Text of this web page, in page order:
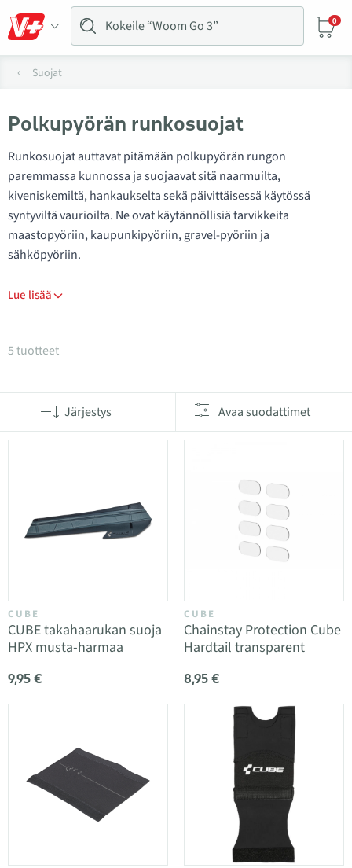
0
Suojat
Polkupyörän runkosuojat
Runkosuojat auttavat pitämään polkupyörän rungon
paremmassa kunnossa ja suojaavat sitä naarmuilta,
kiveniskemiltä, hankaukselta sekä päivittäisessä käytössä
syntyviltä vaurioilta. Ne ovat käytännöllisiä tarvikkeita
maastopyöriin, kaupunkipyöriin, gravel-pyöriin ja
sähköpyöriin.
Lue lisää
Tuotteet kategoriassa Runkosuojat
5 tuotteet
Järjestys Avaa suodattimet
CUBE
CUBE takahaarukan suoja
HPX musta-harmaa
9,95 €
CUBE
Chainstay Protection Cube
Hardtail transparent
8,95 €